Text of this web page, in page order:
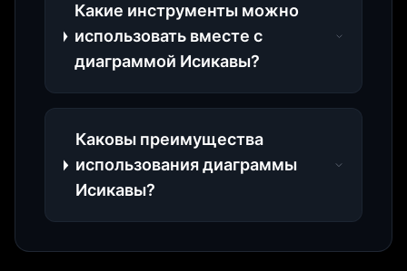
Какие инструменты можно
использовать вместе с
диаграммой Исикавы?
Каковы преимущества
использования диаграммы
Исикавы?